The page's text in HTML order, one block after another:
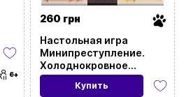
6+
260 грн
Настольная игра
Минипреступление.
Холоднокровное
убийство (Mini Crimes:
Homicide in Cold Blood)
Купить